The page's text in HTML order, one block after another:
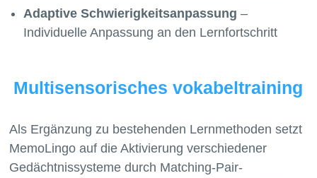
Adaptive Schwierigkeitsanpassung –
Individuelle Anpassung an den Lernfortschritt
Multisensorisches vokabeltraining
Als Ergänzung zu bestehenden Lernmethoden setzt
MemoLingo auf die Aktivierung verschiedener
Gedächtnissysteme durch Matching-Pair-